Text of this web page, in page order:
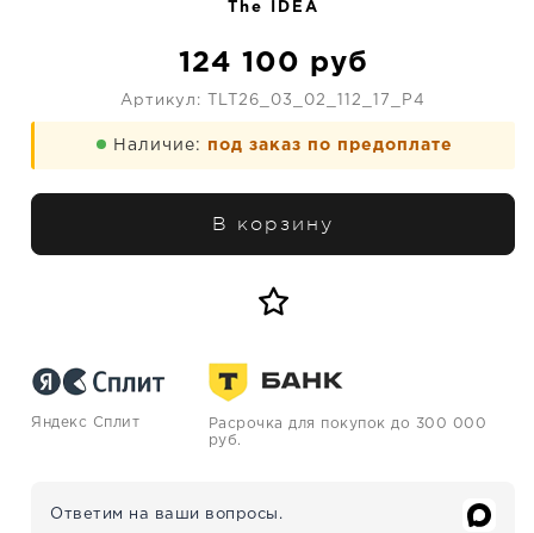
The IDEA
124 100 руб
Артикул: TLT26_03_02_112_17_P4
Наличие: под заказ по предоплате
В корзину
Яндекс Сплит
Расрочка для покупок до 300 000
руб.
Ответим на ваши вопросы.